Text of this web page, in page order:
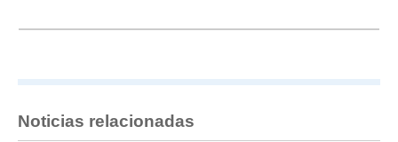
Noticias relacionadas